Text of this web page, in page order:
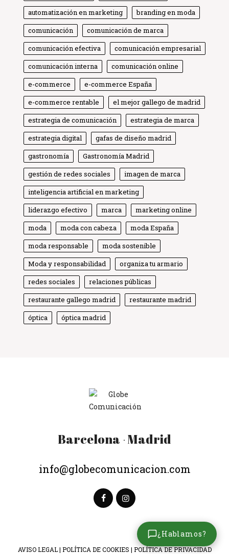
automatización en marketing
branding en moda
comunicación
comunicación de marca
comunicación efectiva
comunicación empresarial
comunicación interna
comunicación online
e-commerce
e-commerce España
e-commerce rentable
el mejor gallego de madrid
estrategia de comunicación
estrategia de marca
estrategia digital
gafas de diseño madrid
gastronomía
Gastronomía Madrid
gestión de redes sociales
imagen de marca
inteligencia artificial en marketing
liderazgo efectivo
marca
marketing online
moda
moda con cabeza
moda España
moda responsable
moda sostenible
Moda y responsabilidad
organiza tu armario
redes sociales
relaciones públicas
restaurante gallego madrid
restaurante madrid
óptica
óptica madrid
Barcelona ·Madrid
info@globecomunicacion.com
AVISO LEGAL| POLÍTICA DE COOKIES | POLÍTICA DE PRIVACIDAD
Globe Comunicación
Solemos responder enseguida
¿Hablamos?